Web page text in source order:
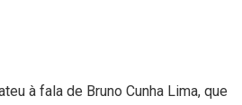
à fala de Bruno Cunha Lima, que